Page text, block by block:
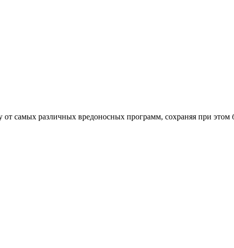
самых различных вредоносных программ, сохраняя при этом